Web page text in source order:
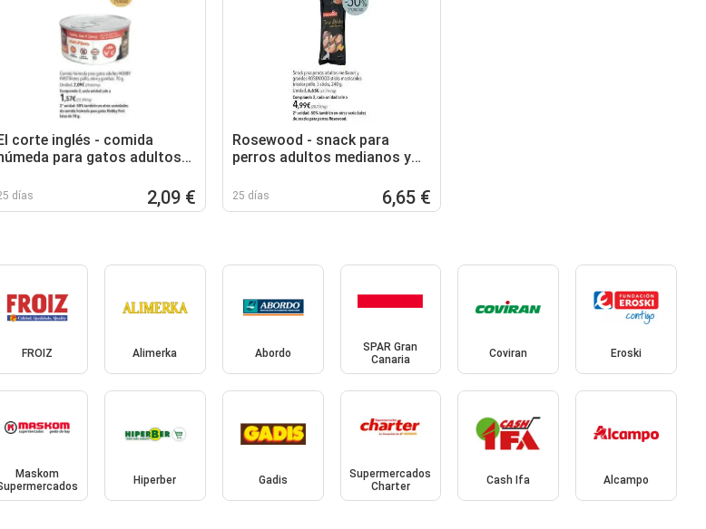
corte inglés - comida
para gatos adultos
días 2,09 €
Rosewood - snack para
perros adultos medianos y
tricolor pollo
25 días 6,65 €
FROIZ Alimerka Abordo
SPAR Gran
Canaria
Coviran Eroski
Maskom
Hiperber Gadis
Supermercados
Charter
Cash Ifa Alcampo